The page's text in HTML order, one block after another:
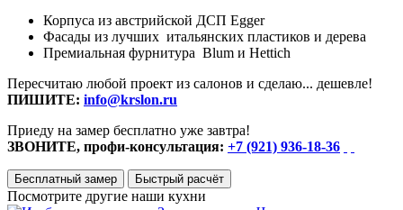
Корпуса из австрийской ДСП Egger
Фасады из лучших итальянских пластиков и дерева
Премиальная фурнитура Blum и Hettich
Пересчитаю любой проект из салонов и сделаю... дешевле!
ПИШИТЕ: info@krslon.ru
Приеду на замер бесплатно уже завтра!
ЗВОНИТЕ, профи-консультация: +7 (921) 936-18-36
Бесплатный замер Быстрый расчёт
Посмотрите другие наши кухни